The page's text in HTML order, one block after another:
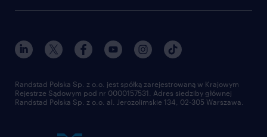
dla mediów
dla dostawców
nasz świat
pracuj w randstad
złóż CV
Randstad Polska Sp. z o.o. jest spółką zarejestrowaną w Krajowym
Rejestrze Sądowym pod nr 0000157531. Adres siedziby głównej
Randstad Polska Sp. z o.o. al. Jerozolimskie 134, 02-305 Warszawa.